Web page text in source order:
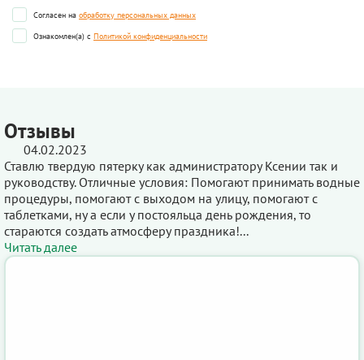
Согласен на обработку персональных данных
Ознакомлен(а) с Политикой конфиденциальности
Отзывы
04.02.2023
Ставлю твердую пятерку как администратору Ксении так и
руководству. Отличные условия: Помогают принимать водные
процедуры, помогают с выходом на улицу, помогают с
таблетками, ну а если у постояльца день рождения, то
стараются создать атмосферу праздника!...
Читать далее